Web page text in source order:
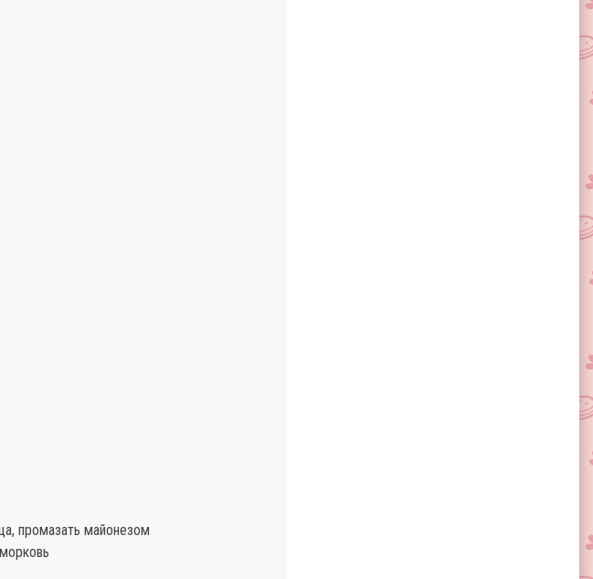
промазать майонезом